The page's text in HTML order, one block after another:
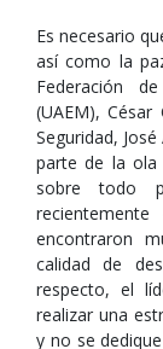
Es necesario
así como la
Federación
(UAEM),
Seguridad,
parte de la ola
sobre todo
encontraron
calidad de
respecto, el
realizar una
y no se